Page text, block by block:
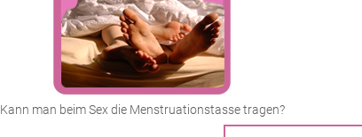
Kann man beim Sex die Menstruationstasse tragen?